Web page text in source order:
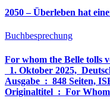
2050 – Überleben hat
Buchbesprechung
For whom the Belle tolls
1. Oktober 2025,
Ausgabe ‏ : ‎ 848 Seiten, ISBN-13 ‏ : ‎ 978-3764533694,
Originaltitel ‏ :